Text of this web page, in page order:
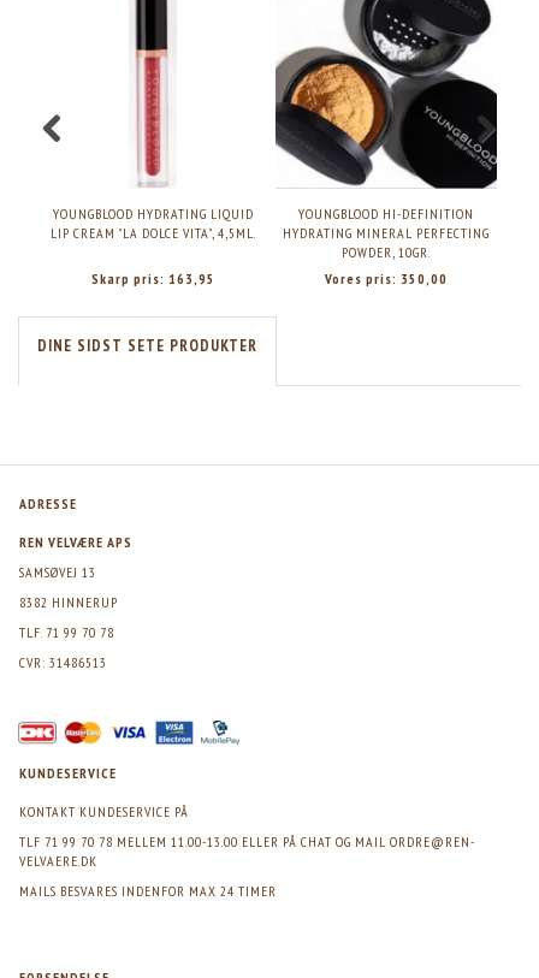
YOUNGBLOOD HYDRATING LIQUID
LIP CREAM "LA DOLCE VITA", 4,5ML.
Skarp pris: 163,95
YOUNGBLOOD HI-DEFINITION
HYDRATING MINERAL PERFECTING
POWDER, 10GR.
Vores pris: 350,00
DINE SIDST SETE PRODUKTER
ADRESSE
REN VELVÆRE APS
SAMSØVEJ 13
8382 HINNERUP
TLF. 71 99 70 78
CVR: 31486513
KUNDESERVICE
KONTAKT KUNDESERVICE PÅ
TLF 71 99 70 78 MELLEM 11.00-13.00 ELLER PÅ CHAT OG MAIL ORDRE@REN-
VELVAERE.DK
MAILS BESVARES INDENFOR MAX 24 TIMER